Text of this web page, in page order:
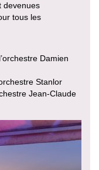
devenues
tous les
Damien
Stanlor
Jean-Claude